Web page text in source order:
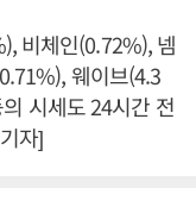
비체인(0.72%), 넴
웨이브(4.3
시세도 24시간 전
자]